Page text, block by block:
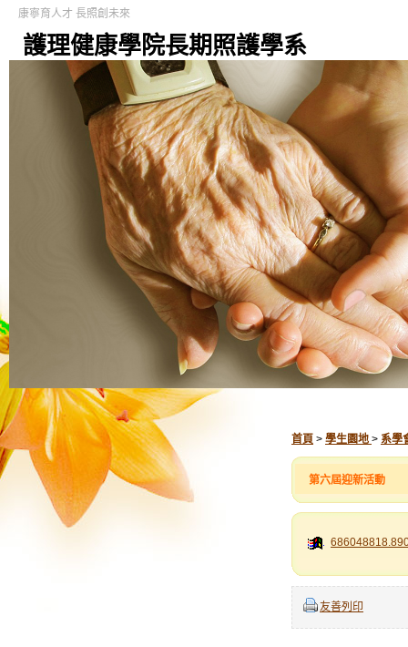
護理健康學院長期照護學系
康寧育人才 長照創未來
首頁 > 學生園地 > 系學
第六屆迎新活動
友善列印